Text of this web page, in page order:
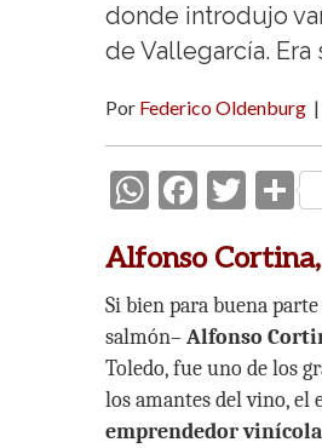
donde introdujo
de Vallegarcía.
Por Federico Oldenburg |
W
at
s
A
p
p
F
e
b
o
o
k
T
itt
er
C
m
p
ti
r
Alfonso
Si bien para buena
salmón–Alfonso
Toledo, fue uno de los
los amantes del vino, el
emprendedor vinícola